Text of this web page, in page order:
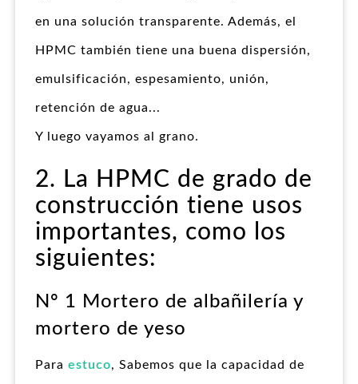
en una solución transparente. Además, el
HPMC también tiene una buena dispersión,
emulsificación, espesamiento, unión,
retención de agua...
Y luego vayamos al grano.
2. La HPMC de grado de
construcción tiene usos
importantes, como los
siguientes:
Nº 1 Mortero de albañilería y
mortero de yeso
Para estuco, Sabemos que la capacidad de